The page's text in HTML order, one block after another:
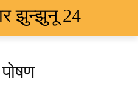
झुन्झुनू 24